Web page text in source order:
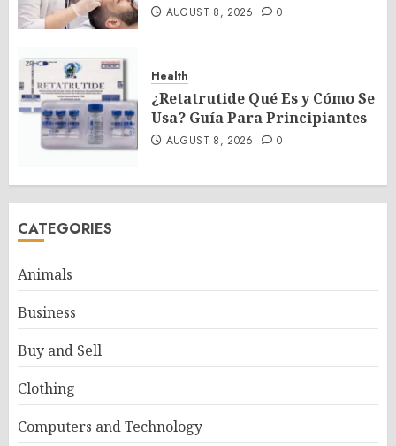
AUGUST 8, 2026 0
Health
¿Retatrutide Qué Es y Cómo Se
Usa? Guía Para Principiantes
AUGUST 8, 2026 0
CATEGORIES
Animals
Business
Buy and Sell
Clothing
Computers and Technology